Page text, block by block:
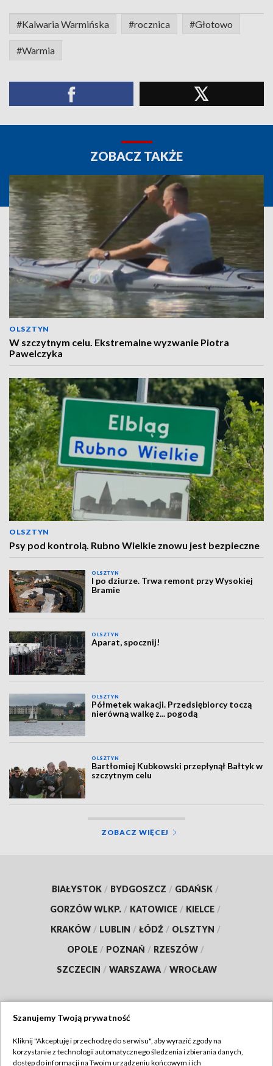
#Kalwaria Warmińska #rocznica #Głotowo
#Warmia
ZOBACZ TAKŻE
OLSZTYN
W szczytnym celu. Ekstremalne wyzwanie Piotra
Pawelczyka
OLSZTYN
Psy pod kontrolą. Rubno Wielkie znowu jest bezpieczne
OLSZTYN
I po dziurze. Trwa remont przy Wysokiej
Bramie
OLSZTYN
Aparat, spocznij!
OLSZTYN
Półmetek wakacji. Przedsiębiorcy toczą
nierówną walkę z... pogodą
OLSZTYN
Bartłomiej Kubkowski przepłynął Bałtyk w
szczytnym celu
ZOBACZ WIĘCEJ
BIAŁYSTOK / BYDGOSZCZ / GDAŃSK /
GORZÓW WLKP. / KATOWICE / KIELCE /
KRAKÓW / LUBLIN / ŁÓDŹ / OLSZTYN /
OPOLE / POZNAŃ / RZESZÓW /
SZCZECIN / WARSZAWA / WROCŁAW
TVP
Szanujemy Twoją prywatność
Kliknij "Akceptuję i przechodzę do serwisu", aby wyrazić zgody na
korzystanie z technologii automatycznego śledzenia i zbierania danych,
dostęp do informacji na Twoim urządzeniu końcowym i ich